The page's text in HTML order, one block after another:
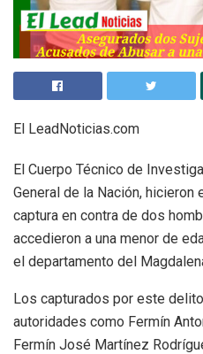
El LeadNoticias.com
El Cuerpo Técnico de
General de la Nación,
captura en contra de dos
accedieron a una menor de
el departamento del
Los capturados por este
autoridades como Fermín
Fermín José Martínez